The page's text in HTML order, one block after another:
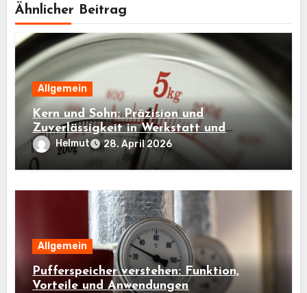
Ähnlicher Beitrag
Allgemein
Kern und Sohn: Präzision und
Zuverlässigkeit in Werkstatt und
Industrie
Helmut 28. April 2026
Allgemein
Pufferspeicher verstehen: Funktion,
Vorteile und Anwendungen